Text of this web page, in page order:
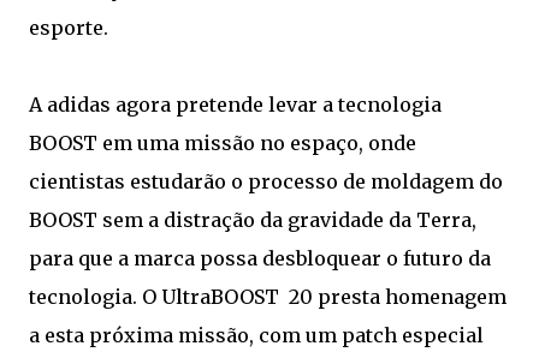
esporte.
A adidas agora pretende levar a tecnologia
BOOST em uma missão no espaço, onde
cientistas estudarão o processo de moldagem do
BOOST sem a distração da gravidade da Terra,
para que a marca possa desbloquear o futuro da
tecnologia. O UltraBOOST 20 presta homenagem
a esta próxima missão, com um patch especial